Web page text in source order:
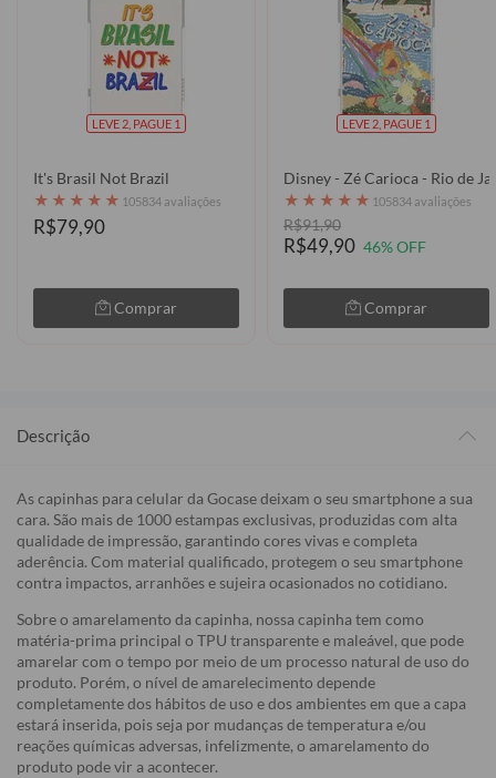
LEVE 2, PAGUE 1
It's Brasil Not Brazil
★ ★ ★ ★ ★ 105834 avaliações
R$79,90
Comprar
LEVE 2, PAGUE 1
Disney - Zé Carioca - Rio de
★ ★ ★ ★ ★ 105834 avaliações
R$91,90
R$49,90 46% OFF
Comprar
Descrição
As capinhas para celular da Gocase deixam o seu smartphone a sua
cara. São mais de 1000 estampas exclusivas, produzidas com alta
qualidade de impressão, garantindo cores vivas e completa
aderência. Com material qualificado, protegem o seu smartphone
contra impactos, arranhões e sujeira ocasionados no cotidiano.
Sobre o amarelamento da capinha, nossa capinha tem como
matéria-prima principal o TPU transparente e maleável, que pode
amarelar com o tempo por meio de um processo natural de uso do
produto. Porém, o nível de amarelecimento depende
completamente dos hábitos de uso e dos ambientes em que a capa
estará inserida, pois seja por mudanças de temperatura e/ou
reações químicas adversas, infelizmente, o amarelamento do
produto pode vir a acontecer.